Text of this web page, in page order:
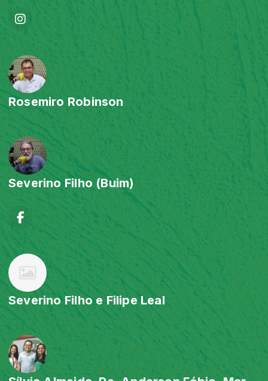
Rosemiro Robinson
Severino Filho (Buim)
Severino Filho e Filipe Leal